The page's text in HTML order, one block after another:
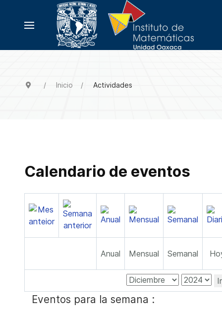
Inicio Actividades
Calendario de eventos
Anual Mensual Semanal
Eventos para la semana :